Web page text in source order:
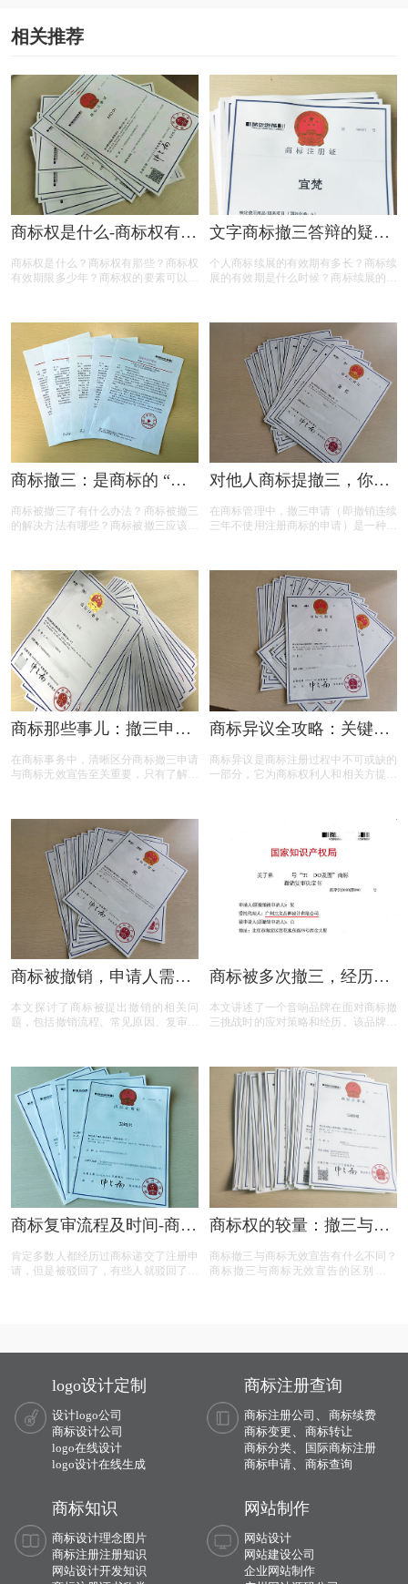
相关推荐
商标权是什么-商标权有哪
商标权是什么？商标权有那些？商标权
有效期限多少年？商标权的要素可以有
望对各位商标注册老板有帮助
文字商标撤三答辩的疑问
个人商标续展的有效期有多长？商标续
展的有效期是什么时候？商标续展的费
么？商标续展的类型有哪些？商标续展
有什么种类？什么情况下需要进行商标
续展？商标续展的目的是什么？
商标撤三：是商标的 “夺
商标被撤三了有什么办法？商标被撤三
的解决方法有哪些？商标被撤三应该如
对他人商标提撤三，你真
在商标管理中，撤三申请（即撤销连续
三年不使用注册商标的申请）是一种重
三申请并非随意之举，申请人需要了解
相关要求、目的、法律依据以及可能面
临的失败原因。本文将为您详细解读撤
三申请的要点，帮助您在提出申请时更
加得心应手。
商标那些事儿：撤三申请
在商标事务中，清晰区分商标撤三申请
与商标无效宣告至关重要，只有了解它
上内容能帮助大家更好地理解这两个概
念，从而在商标相关事务中避免不必要
的损失和麻烦。
商标异议全攻略：关键问
商标异议是商标注册过程中不可或缺的
一部分，它为商标权利人和相关方提供
标准，从常见问题到成功率分析，全方
位解读商标异议的关键要点。无论您是
商标申请人还是潜在的异议人，本文都
将为您提供实用的参考和建议，助您在
商标保护的道路上更加得心应手。
商标被撤销，申请人需担
本文探讨了商标被提出撤销的相关问
题，包括撤销流程、常见原因、复审与
利人提供了全面的指导。
商标被多次撤三，经历答
本文讲述了一个音响品牌在面对商标撤
三挑战时的应对策略和经历。该品牌遭
据，品牌在复审中取得胜利，维护了商
标权益。文章概述了商标撤三定义、答
辩、复审流程，以及如何通过有效的证
据和专业策略来保护商标不被撤销。
商标复审流程及时间-商标
肯定多数人都经历过商标递交了注册申
请，但是被驳回了，有些人就驳回了就
商标权的较量：撤三与无
对？
商标撤三与商标无效宣告有什么不同？
商标撤三与商标无效宣告的区别在哪
logo设计定制
设计logo公司
商标设计公司
logo在线设计
logo设计在线生成
商标注册查询
商标注册公司
商标续费
商标变更
商标转让
商标分类、
国际商标注册
商标申请、 商标查询
商标知识
商标设计理念图片
商标注册注册知识
网站设计开发知识
网站制作
网站设计
网站建设公司
企业网站制作